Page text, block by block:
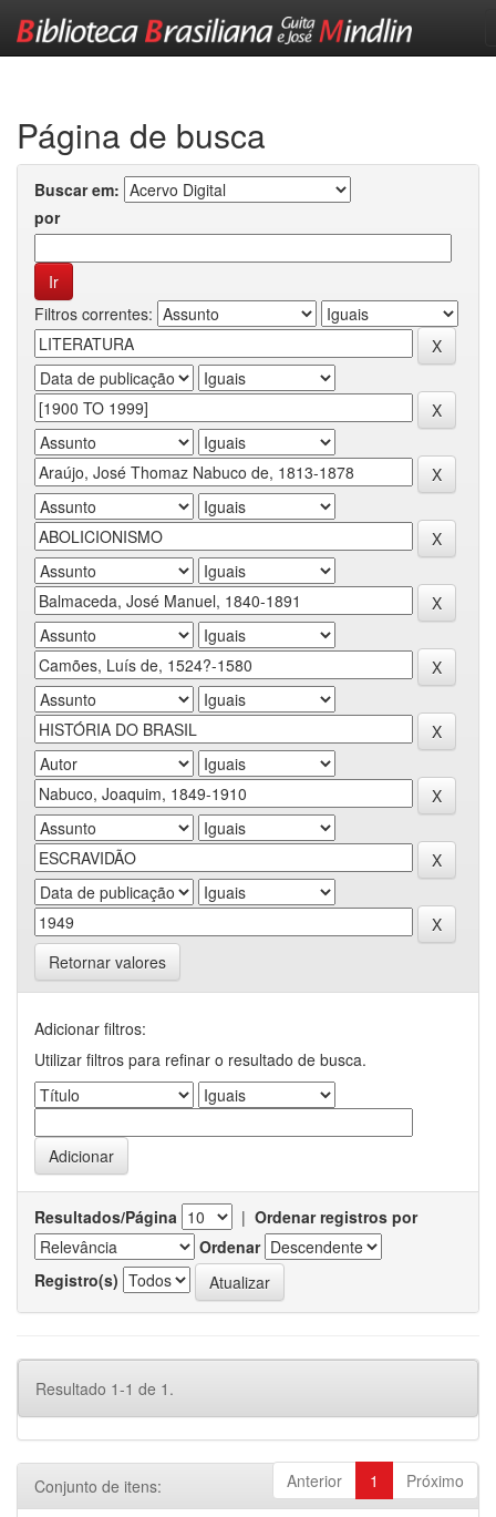
Página de busca
Buscar em:
por
Filtros correntes:
Retornar valores
Adicionar filtros:
Utilizar filtros para refinar o resultado de busca.
Resultados/Página | Ordenar registros por
Ordenar
Registro(s)
Resultado 1-1 de 1.
Anterior 1 Próximo
Conjunto de itens: